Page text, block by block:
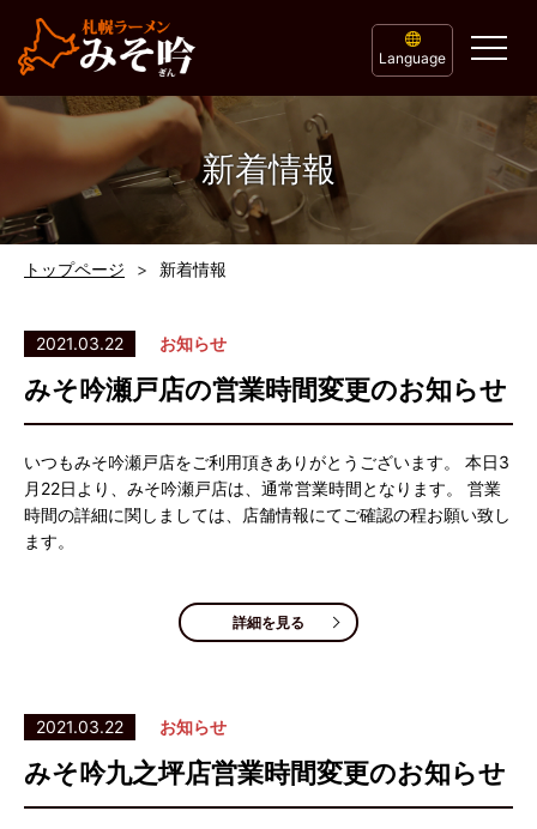
Language
新着情報
トップページ 新着情報
2021.03.22 お知らせ
みそ吟瀬戸店の営業時間変更のお知らせ
いつもみそ吟瀬戸店をご利用頂きありがとうございます。 本日3
月22日より、みそ吟瀬戸店は、通常営業時間となります。 営業
時間の詳細に関しましては、店舗情報にてご確認の程お願い致し
ます。
詳細を見る
2021.03.22 お知らせ
みそ吟九之坪店営業時間変更のお知らせ